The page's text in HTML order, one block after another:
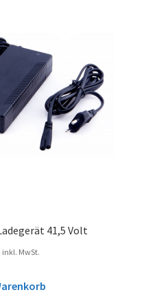
41,5 Volt
inkl. MwSt.